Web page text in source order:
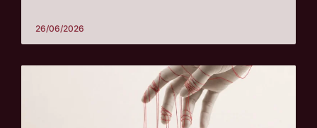
26/06/2026